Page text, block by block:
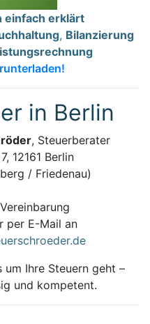
einfach erklärt
, Bilanzierung
in Berlin
, Steuerberater
12161 Berlin
/ Friedenau)
per E-Mail an
Ihre Steuern geht –
und kompetent.